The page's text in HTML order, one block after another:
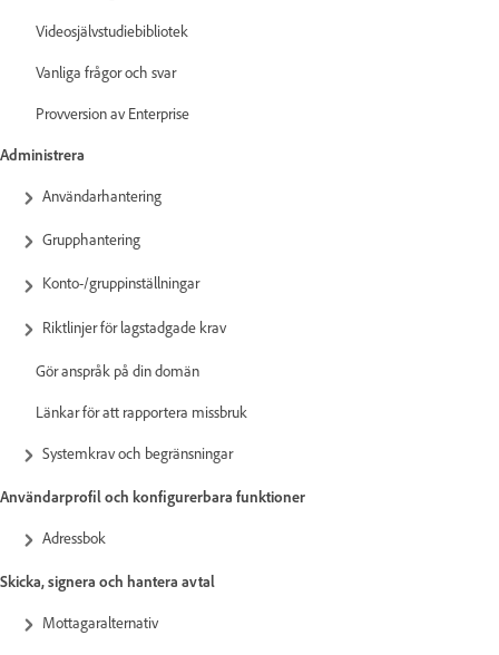
Videosjälvstudiebibliotek
Vanliga frågor och svar
Provversion av Enterprise
Administrera
Användarhantering
Grupphantering
Konto-/gruppinställningar
Riktlinjer för lagstadgade krav
Gör anspråk på din domän
Länkar för att rapportera missbruk
Systemkrav och begränsningar
Användarprofil och konfigurerbara funktioner
Adressbok
Skicka, signera och hantera avtal
Mottagaralternativ